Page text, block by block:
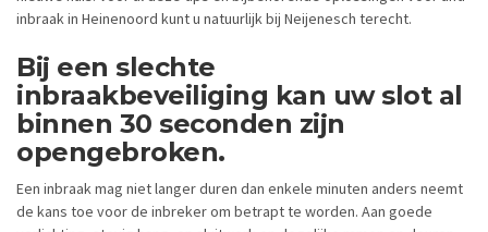
inbraak in Heinenoord kunt u natuurlijk bij Neijenesch terecht.
Bij een slechte
inbraakbeveiliging kan uw slot al
binnen 30 seconden zijn
opengebroken.
Een inbraak mag niet langer duren dan enkele minuten anders neemt
de kans toe voor de inbreker om betrapt te worden. Aan goede